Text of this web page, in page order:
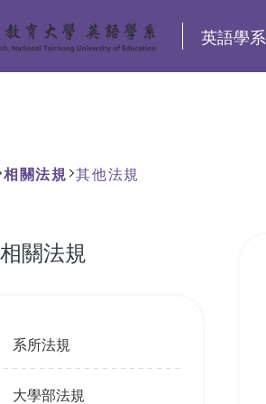
英語學系
相關法規 其他法規
相關法規
系所法規
大學部法規